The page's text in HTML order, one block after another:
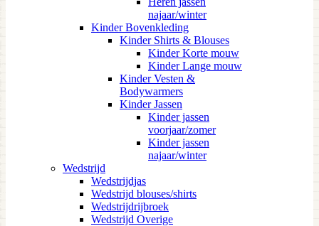
najaar/winter
Kinder Bovenkleding
Kinder Shirts & Blouses
Kinder Korte mouw
Kinder Lange mouw
Kinder Vesten &
Bodywarmers
Kinder Jassen
Kinder jassen
voorjaar/zomer
Kinder jassen
najaar/winter
Wedstrijd
Wedstrijdjas
Wedstrijd blouses/shirts
Wedstrijdrijbroek
Wedstrijd Overige